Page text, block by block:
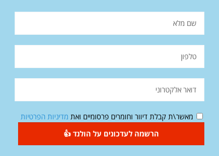
מאשר\ת קבלת דיוור וחומרים פרסומיים ואת מדיניות הפרטיות
הרשמה לעדכונים על הולנד 👍